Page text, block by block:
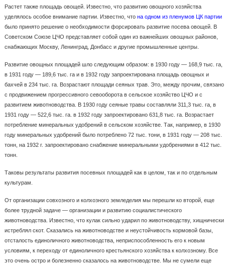
Растет также площадь овощей. Известно, что развитию овощного хозяйства
уделялось особое внимание партии. Известно, что на одном из пленумов ЦК партии
было принято решение о необходимости форсировать развитие посева овощей. В
Советском Союзе ЦЧО представляет собой один из важнейших овощных районов,
снабжающих Москву, Ленинград, Донбасс и другие промышленные центры.
Развитие овощных площадей шло следующим образом: в 1930 году — 168,9 тыс. га,
в 1931 году — 189,6 тыс. га и в 1932 году запроектирована площадь овощных и
бахчей в 234 тыс. га. Возрастают площади сеяных трав. Это, между прочим, связано
с продвижением прогрессивного севооборота в сельское хозяйство ЦЧО и с
развитием животноводства. В 1930 году сеяные травы составляли 311,3 тыс. га, в
1931 году — 522,6 тыс. га. в 1932 году запроектировано 631,8 тыс. га. Возрастает
потребление минеральных удобрений в сельском хозяйстве. Так, например, в 1930
году минеральных удобрений было потреблено 72 тыс. тони, в 1931 году — 208 тыс.
тонн, на 1932 г. запроектировано снабжение минеральными удобрениями в 412 тыс.
тонн.
Таковы результаты развития посевных площадей как в целом, так и по отдельным
культурам.
От организации совхозного и колхозного земледелия мы перешли ко второй, еще
более трудной задаче — организации и развитию социалистического
животноводства. Известно, что кулак сильно ударил по животноводству, хищнически
истреблял скот. Сказались на животноводстве и неустойчивость кормовой базы,
отсталость единоличного животноводства, неприспособленность его к новым
условиям, к переходу от единоличного крестьянского хозяйства к колхозному. Все
это очень остро и болезненно сказалось на животноводстве. Мы не сумели еще